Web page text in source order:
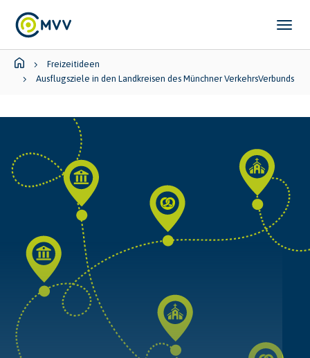
Skip to main content
Skip to page footer
You are here:
Freizeitideen
Ausflugsziele in den Landkreisen des Münchner VerkehrsVerbunds